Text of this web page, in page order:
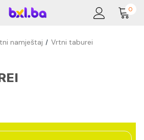
0
namještaj Vrtni taburei